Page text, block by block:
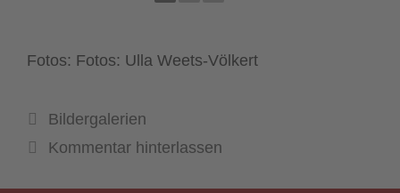
Fotos: Fotos: Ulla Weets-Völkert
Kategorien
Bildergalerien
Kommentar hinterlassen